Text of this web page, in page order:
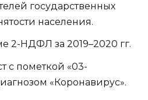
государственных
населения.
2-НДФЛ за 2019–2020 гг.
с пометкой «03-
«Коронавирус».